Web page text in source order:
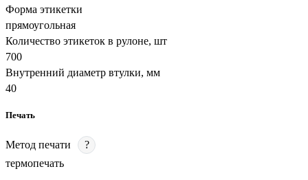
Форма этикетки
прямоугольная
Количество этикеток в рулоне, шт
700
Внутренний диаметр втулки, мм
40
Печать
Метод печати
?
термопечать